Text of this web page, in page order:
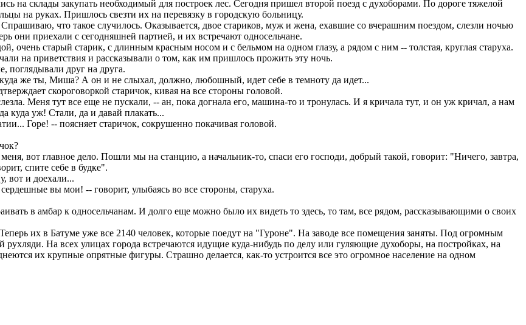
на склады закупать необходимый для построек лес. Сегодня пришел второй поезд с духоборами. По дороге тяжелой
на руках. Пришлось свезти их на перевязку в городскую больницу.
что такое случилось. Оказывается, двое стариков, муж и жена, ехавшие со вчерашним поездом, слезли ночью
они приехали с сегодняшней партией, и их встречают односельчане.
очень старый старик, с длинным красным носом и с бельмом на одном глазу, а рядом с ним -- толстая, круглая старуха.
на приветствия и рассказывали о том, как им пришлось прожить эту ночь.
поглядывали друг на друга.
же ты, Миша? А он и не слыхал, должно, любошный, идет себе в темноту да идет...
скороговоркой старичок, кивая на все стороны головой.
Меня тут все еще не пускали, -- ан, пока догнала его, машина-то и тронулась. И я кричала тут, и он уж кричал, а нам
куда уж! Стали, да и давай плакать...
Горе! -- поясняет старичок, сокрушенно покачивая головой.
вот главное дело. Пошли мы на станцию, а начальник-то, спаси его господи, добрый такой, говорит: "Ничего, завтра,
спите себе в будке".
вот и доехали...
вы мои! -- говорит, улыбаясь во все стороны, старуха.
в амбар к односельчанам. И долго еще можно было их видеть то здесь, то там, все рядом, рассказывающими о своих
их в Батуме уже все 2140 человек, которые поедут на "Гуроне". На заводе все помещения заняты. Под огромным
На всех улицах города встречаются идущие куда-нибудь по делу или гуляющие духоборы, на постройках, на
их крупные опрятные фигуры. Страшно делается, как-то устроится все это огромное население на одном